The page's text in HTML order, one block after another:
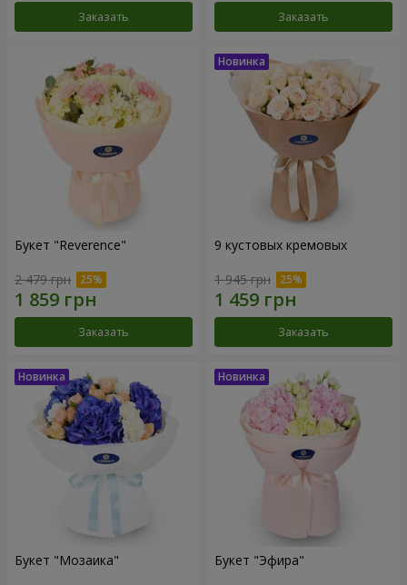
Заказать Заказать
Букет "Reverence"
2 479 грн
Заказать
9 кустовых кремовых
1 945 грн
Заказать
Букет "Мозаика" Букет "Эфира"